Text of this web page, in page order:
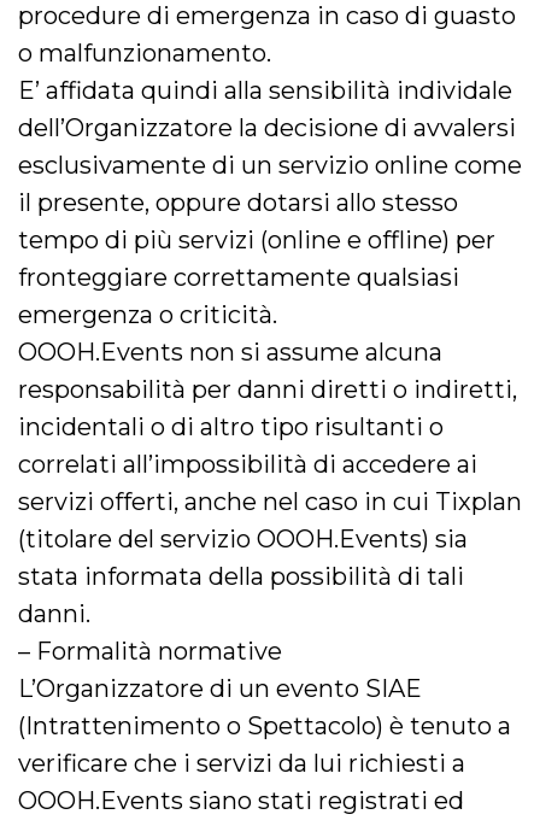
procedure di emergenza in caso di guasto
o malfunzionamento.
E’ affidata quindi alla sensibilità individale
dell’Organizzatore la decisione di avvalersi
esclusivamente di un servizio online come
il presente, oppure dotarsi allo stesso
tempo di più servizi (online e offline) per
fronteggiare correttamente qualsiasi
emergenza o criticità.
OOOH.Events non si assume alcuna
responsabilità per danni diretti o indiretti,
incidentali o di altro tipo risultanti o
correlati all’impossibilità di accedere ai
servizi offerti, anche nel caso in cui Tixplan
(titolare del servizio OOOH.Events) sia
stata informata della possibilità di tali
danni.
– Formalità normative
L’Organizzatore di un evento SIAE
(Intrattenimento o Spettacolo) è tenuto a
verificare che i servizi da lui richiesti a
OOOH.Events siano stati registrati ed